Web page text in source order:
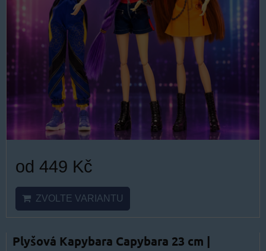
od 449 Kč
ZVOLTE VARIANTU
Plyšová Kapybara Capybara 23 cm |